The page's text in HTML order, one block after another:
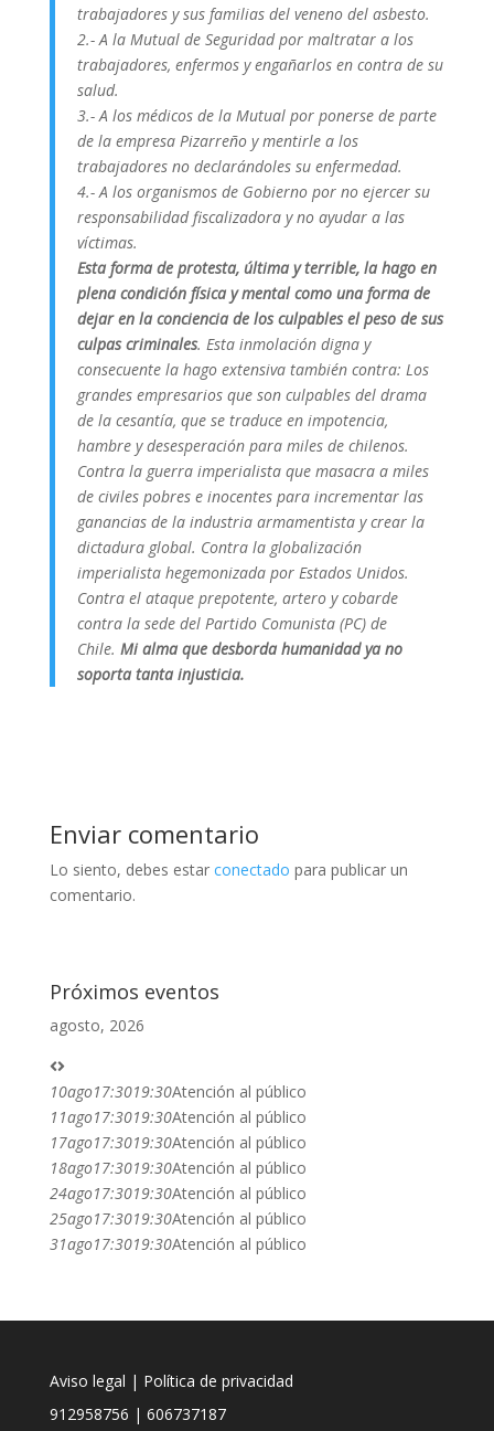
trabajadores y sus familias del veneno del asbesto.
2.- A la Mutual de Seguridad por maltratar a los
trabajadores, enfermos y engañarlos en contra de su
salud.
3.- A los médicos de la Mutual por ponerse de parte
de la empresa Pizarreño y mentirle a los
trabajadores no declarándoles su enfermedad.
4.- A los organismos de Gobierno por no ejercer su
responsabilidad fiscalizadora y no ayudar a las
víctimas.
Esta forma de protesta, última y terrible, la hago en
plena condición física y mental como una forma de
dejar en la conciencia de los culpables el peso de sus
culpas criminales. Esta inmolación digna y
consecuente la hago extensiva también contra: Los
grandes empresarios que son culpables del drama
de la cesantía, que se traduce en impotencia,
hambre y desesperación para miles de chilenos.
Contra la guerra imperialista que masacra a miles
de civiles pobres e inocentes para incrementar las
ganancias de la industria armamentista y crear la
dictadura global. Contra la globalización
imperialista hegemonizada por Estados Unidos.
Contra el ataque prepotente, artero y cobarde
contra la sede del Partido Comunista (PC) de
Chile. Mi alma que desborda humanidad ya no
soporta tanta injusticia.
Enviar comentario
Lo siento, debes estar conectado para publicar un
comentario.
Próximos eventos
agosto, 2026
10ago17:3019:30Atención al público
11ago17:3019:30Atención al público
17ago17:3019:30Atención al público
18ago17:3019:30Atención al público
24ago17:3019:30Atención al público
25ago17:3019:30Atención al público
31ago17:3019:30Atención al público
Aviso legal | Política de privacidad
912958756 | 606737187